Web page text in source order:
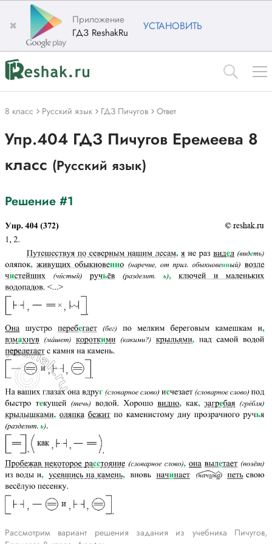
✖
Приложение
ГДЗ ReshakRu
УСТАНОВИТЬ
8 класс Русский язык ГДЗ Пичугов Ответ
Упр.404 ГДЗ Пичугов Еремеева 8
класс (Русский язык)
Решение #1
Рассмотрим вариант решения задания из учебника Пичугов,